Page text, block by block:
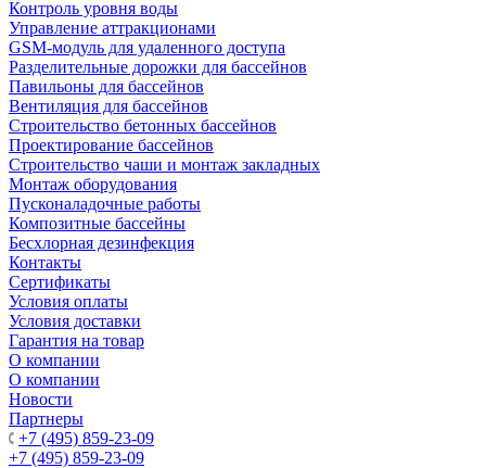
Контроль уровня воды
Управление аттракционами
GSM-модуль для удаленного доступа
Разделительные дорожки для бассейнов
Павильоны для бассейнов
Вентиляция для бассейнов
Строительство бетонных бассейнов
Проектирование бассейнов
Строительство чаши и монтаж закладных
Монтаж оборудования
Пусконаладочные работы
Композитные бассейны
Бесхлорная дезинфекция
Контакты
Сертификаты
Условия оплаты
Условия доставки
Гарантия на товар
О компании
О компании
Новости
Партнеры
+7 (495) 859-23-09
+7 (495) 859-23-09